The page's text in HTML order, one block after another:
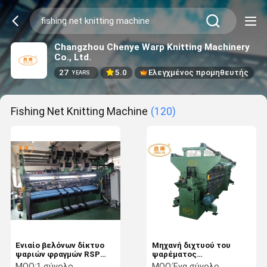
Changzhou Chenye Warp Knitting Machinery
Co., Ltd.
27 YEARS 5.0 Ελεγχμένος προμηθευτής
Fishing Net Knitting Machine (120)
Ενιαίο βελόνων δίκτυο
ψαριών φραγμών RSP
χωρίς κόμπους που
Μηχανή διχτυού του
ψαρέματος
υδατοκαλλιέργειας που